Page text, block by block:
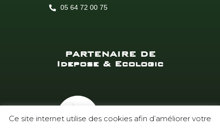
05 64 72 00 75
PARTENAIRE DE
Idepose & Ecologic
Ce site internet utilise des cookies afin d’améliorer votre